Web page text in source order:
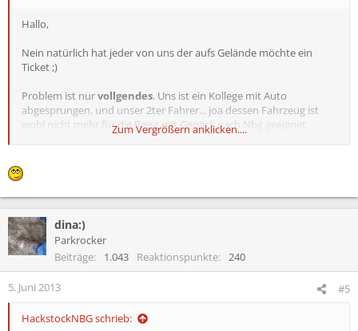
Hallo,
Nein natürlich hat jeder von uns der aufs Gelände möchte ein
Ticket ;)
Problem ist nurvollgendes. Uns ist ein Kollege mit Auto
abgesprungen, und unser 2ter Fahrer... joa dessen Fahrzeug ist
wohl nicht mehr für die Reise mit Gepäck nach Nbg geeignet.
jetzt wie weit man mit dem Fahrzeug kommt ohne Ticket. Auf wie
viel Laufweg wir uns einstellen dürfen und wo wir am besten
Parken um das Fahrzeug leer zu räumen.
Unser Ziel Campingplatz ist C8, und wir werden auch erst am
Freitag um 16-18 Uhr ankommen.
mfg
Zum Vergrößern anklicken....
dina:)
Parkrocker
Beiträge
1.043 Reaktionspunkte 240
5. Juni 2013 #5
HackstockNBG schrieb: